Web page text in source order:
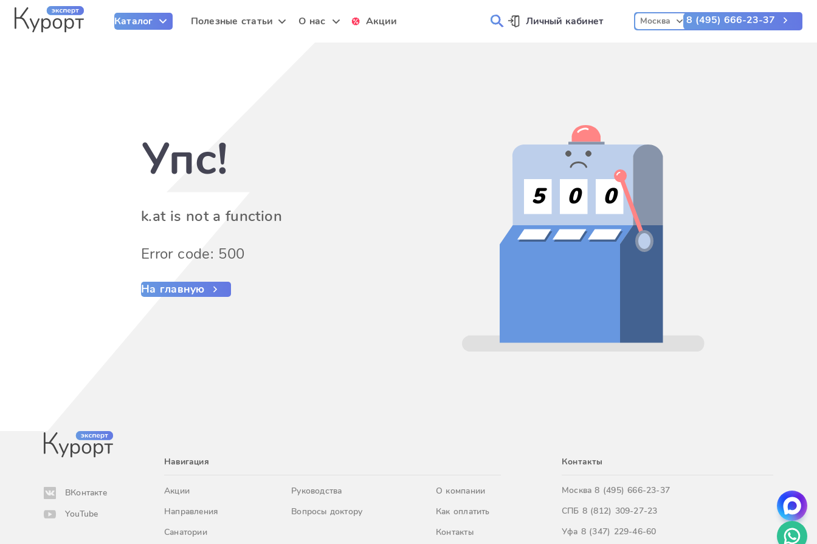
Каталог Полезные статьи О нас Акции Личный кабинет Москва 8 (495) 666-23-37
Упс!
k.at is not a function
Error code: 500
На главную
5 0 0
ВКонтакте
YouTube
Навигация
Акции
Направления
Санатории
Руководства
Вопросы доктору
О компании
Как оплатить
Контакты
Контакты
Москва8 (495) 666-23-37
СПБ 8 (812) 309-27-23
Уфа 8 (347) 229-46-60